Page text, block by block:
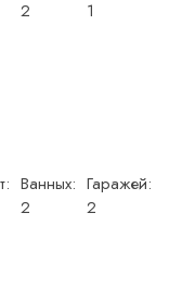
2
1
Ванных:
2
Гаражей:
2